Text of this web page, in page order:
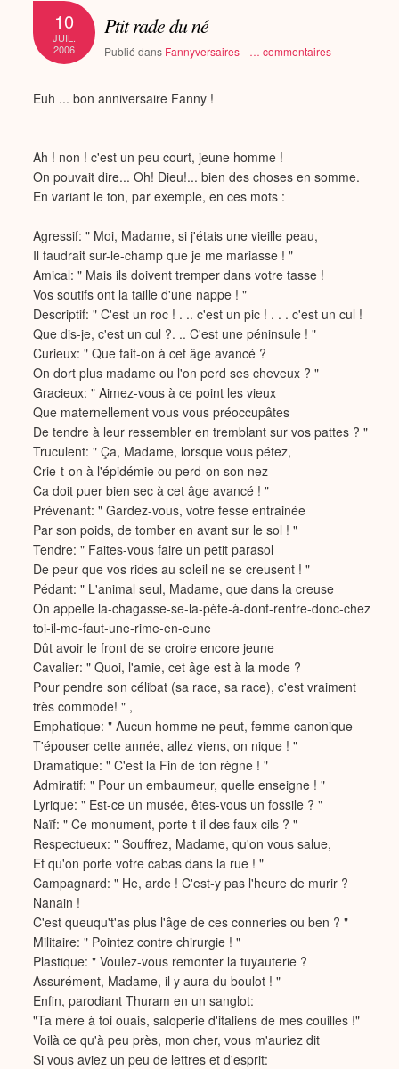
10
JUIL.
2006
Ptit rade du né
Publié dans Fannyversaires - … commentaires
Euh ... bon anniversaire Fanny !
Ah ! non ! c'est un peu court, jeune homme !
On pouvait dire... Oh! Dieu!... bien des choses en somme.
En variant le ton, par exemple, en ces mots :
Agressif: " Moi, Madame, si j'étais une vieille peau,
Il faudrait sur-le-champ que je me mariasse ! "
Amical: " Mais ils doivent tremper dans votre tasse !
Vos soutifs ont la taille d'une nappe ! "
Descriptif: " C'est un roc ! . .. c'est un pic ! . . . c'est un cul !
Que dis-je, c'est un cul ?. .. C'est une péninsule ! "
Curieux: " Que fait-on à cet âge avancé ?
On dort plus madame ou l'on perd ses cheveux ? "
Gracieux: " Aimez-vous à ce point les vieux
Que maternellement vous vous préoccupâtes
De tendre à leur ressembler en tremblant sur vos pattes ? "
Truculent: " Ça, Madame, lorsque vous pétez,
Crie-t-on à l'épidémie ou perd-on son nez
Ca doit puer bien sec à cet âge avancé ! "
Prévenant: " Gardez-vous, votre fesse entrainée
Par son poids, de tomber en avant sur le sol ! "
Tendre: " Faites-vous faire un petit parasol
De peur que vos rides au soleil ne se creusent ! "
Pédant: " L'animal seul, Madame, que dans la creuse
On appelle la-chagasse-se-la-pète-à-donf-rentre-donc-chez
toi-il-me-faut-une-rime-en-eune
Dût avoir le front de se croire encore jeune
Cavalier: " Quoi, l'amie, cet âge est à la mode ?
Pour pendre son célibat (sa race, sa race), c'est vraiment
très commode! " ,
Emphatique: " Aucun homme ne peut, femme canonique
T'épouser cette année, allez viens, on nique ! "
Dramatique: " C'est la Fin de ton règne ! "
Admiratif: " Pour un embaumeur, quelle enseigne ! "
Lyrique: " Est-ce un musée, êtes-vous un fossile ? "
Naïf: " Ce monument, porte-t-il des faux cils ? "
Respectueux: " Souffrez, Madame, qu'on vous salue,
Et qu'on porte votre cabas dans la rue ! "
Campagnard: " He, arde ! C'est-y pas l'heure de murir ?
Nanain !
C'est queuqu't'as plus l'âge de ces conneries ou ben ? "
Militaire: " Pointez contre chirurgie ! "
Plastique: " Voulez-vous remonter la tuyauterie ?
Assurément, Madame, il y aura du boulot ! "
Enfin, parodiant Thuram en un sanglot:
"Ta mère à toi ouais, saloperie d'italiens de mes couilles !"
Voilà ce qu'à peu près, mon cher, vous m'auriez dit
Si vous aviez un peu de lettres et d'esprit: